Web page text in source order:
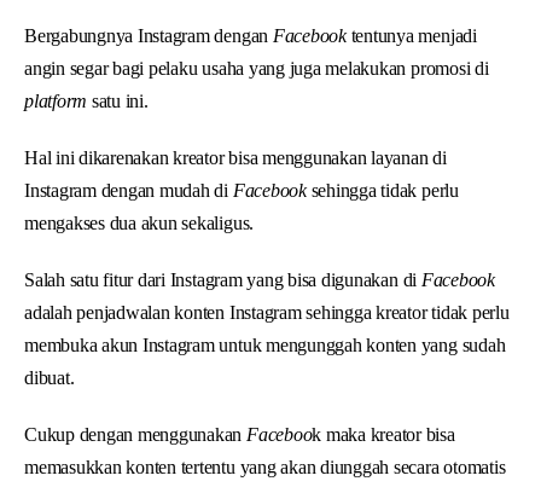
Bergabungnya Instagram dengan Facebooktentunya menjadi
angin segar bagi pelaku usaha yang juga melakukan promosi di
platform satu ini.
Hal ini dikarenakan kreator bisa menggunakan layanan di
Instagram dengan mudah di Facebooksehingga tidak perlu
mengakses dua akun sekaligus.
Salah satu fitur dari Instagram yang bisa digunakan di Facebook
adalah penjadwalan konten Instagram sehingga kreator tidak perlu
membuka akun Instagram untuk mengunggah konten yang sudah
dibuat.
Cukup dengan menggunakan Facebook maka kreator bisa
memasukkan konten tertentu yang akan diunggah secara otomatis